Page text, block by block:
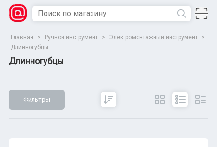
Главная > Ручной инструмент > Электромонтажный инструмент
>
Длинногубцы
Длинногубцы
Фильтры